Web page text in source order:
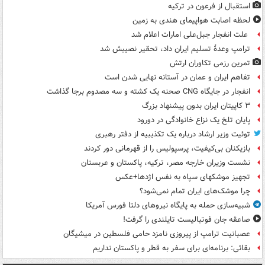
استقبال از فرعون در ترکیه
لحظه اصابت هواپیمای هندی به زمین
علت انفجار جبل‌علی امارات اعلام شد
ترامپ وعدۀ تسلیم ایران داد، تحقیر نصیبش شد
تمرین رزمی تکاوران ارتش
تفاهم ایران و عمان در آستانه نهایی شدن است
انفجار در جایگاه CNG صحنه یک کشته و سه مصدوم برجا گذاشت
۳ کاپیتان ایران بدون پیشنهاد بزرگ
پایان تلخ یک نزاع خانوادگی در دورود
توئیت وزیر ارشاد درباره یک تکذیبیه از دفتر رهبری
بازیکنان بی‌کیفیت، پرسپولیس را از قهرمانی دور کردند
نشست وزیران خارجه مصر، ترکیه، پاکستان و عربستان
تجهیز موشکهای سپاه به نفس اژدها+عکس
چرا موشک‌های ایران تمام نمی‌شود؟
شبیه‌سازی حمله به پایگاه نیروهای دلتا فورس آمریکا
صاعقه جان فوتبالیست تایلندی را گرفت!
عصبانیت ترامپ از پیروزی نامزد حامی فلسطین در میشیگان
بقائی: برنامه‌ای برای سفر به قطر و پاکستان نداریم